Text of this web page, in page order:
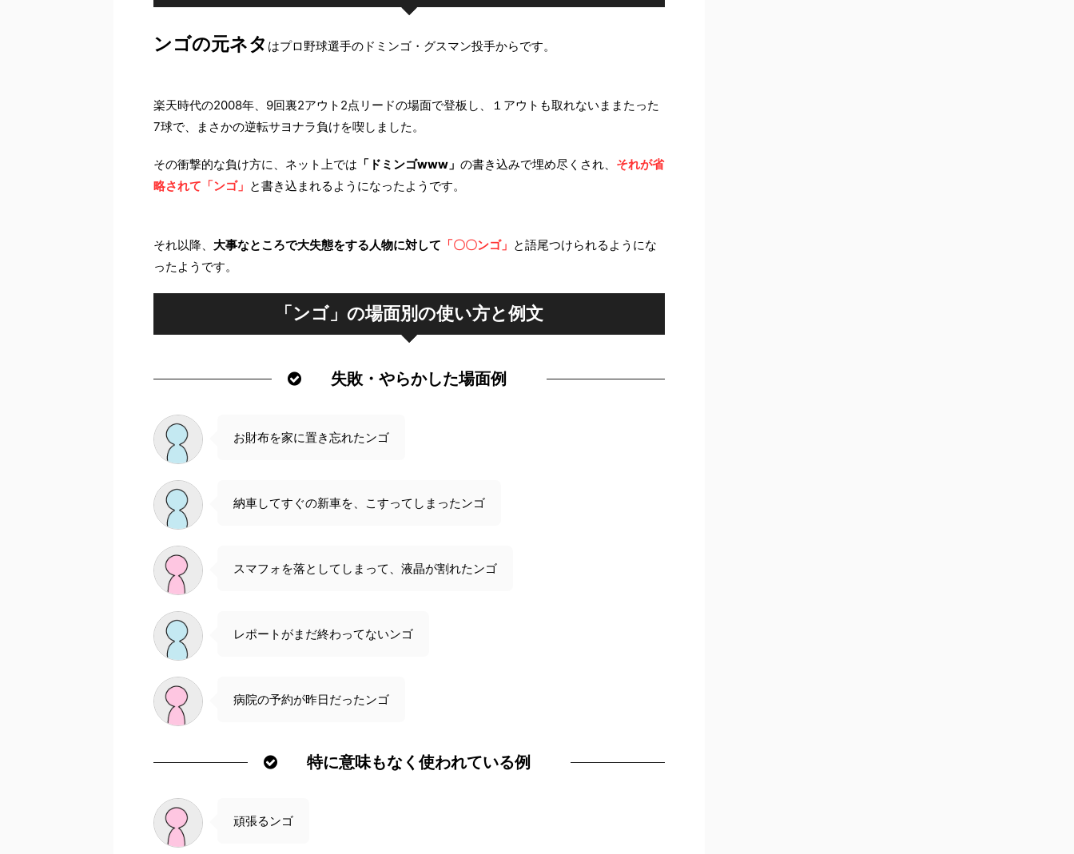
ンゴの元ネタ はプロ野球選手のドミンゴ・グスマン投手からです。
楽天時代の2008年、9回裏2アウト2点リードの場面で登板し、１アウトも取れないままたった
7球で、まさかの逆転サヨナラ負けを喫しました。
その衝撃的な負け方に、ネット上では 「ドミンゴwww」 の書き込みで埋め尽くされ、 それが省
略されて「ンゴ」 と書き込まれるようになったようです。
それ以降、 大事なところで大失態をする人物に対して 「〇〇ンゴ」 と語尾つけられるようにな
ったようです。
「ンゴ」の場面別の使い方と例文
失敗・やらかした場面例
お財布を家に置き忘れたンゴ
納車してすぐの新車を、こすってしまったンゴ
スマフォを落としてしまって、液晶が割れたンゴ
レポートがまだ終わってないンゴ
病院の予約が昨日だったンゴ
特に意味もなく使われている例
頑張るンゴ